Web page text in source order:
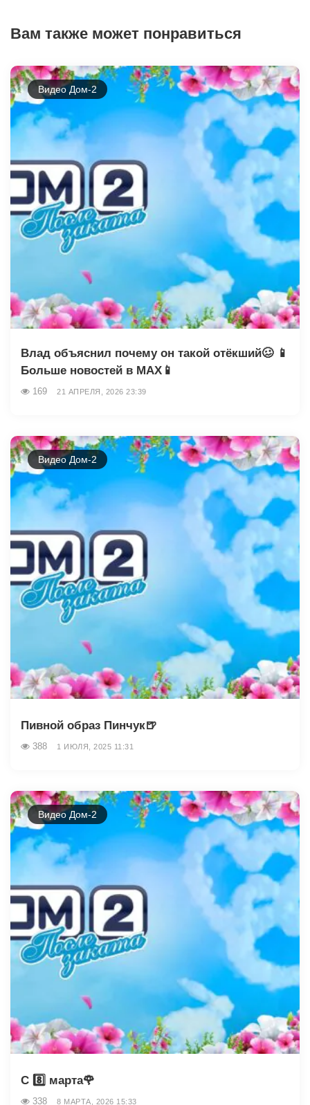
Вам также может понравиться
Видео Дом-2
Влад объяснил почему он такой отёкший🥴 📱
Больше новостей в МАХ📱
169 21 АПРЕЛЯ, 2026 23:39
Видео Дом-2
Пивной образ Пинчук🍺
388 1 ИЮЛЯ, 2025 11:31
Видео Дом-2
С 8️⃣ марта🌹
338 8 МАРТА, 2026 15:33